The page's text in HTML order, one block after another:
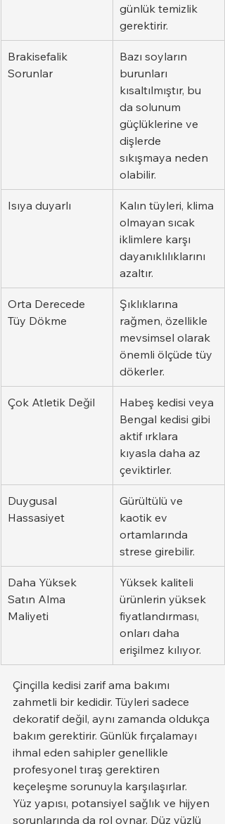
günlük temizlik
gerektirir.
Brakisefalik
Sorunlar
Bazı soyların
burunları
kısaltılmıştır, bu
da solunum
güçlüklerine ve
dişlerde
sıkışmaya neden
olabilir.
Isıya duyarlı
Kalın tüyleri, klima
olmayan sıcak
iklimlere karşı
dayanıklılıklarını
azaltır.
Orta Derecede
Tüy Dökme
Şıklıklarına
rağmen, özellikle
mevsimsel olarak
önemli ölçüde tüy
dökerler.
Çok Atletik Değil
Habeş kedisi veya
Bengal kedisi gibi
aktif ırklara
kıyasla daha az
çeviktirler.
Duygusal
Hassasiyet
Gürültülü ve
kaotik ev
ortamlarında
strese girebilir.
Daha Yüksek
Satın Alma
Maliyeti
Yüksek kaliteli
ürünlerin yüksek
fiyatlandırması,
onları daha
erişilmez kılıyor.
Çinçilla kedisi zarif ama bakımı
zahmetli bir kedidir. Tüyleri sadece
dekoratif değil, aynı zamanda oldukça
bakım gerektirir. Günlük fırçalamayı
ihmal eden sahipler genellikle
profesyonel tıraş gerektiren
keçeleşme sorunuyla karşılaşırlar.
Yüz yapısı, potansiyel sağlık ve hijyen
sorunlarında da rol oynar. Düz yüzlü